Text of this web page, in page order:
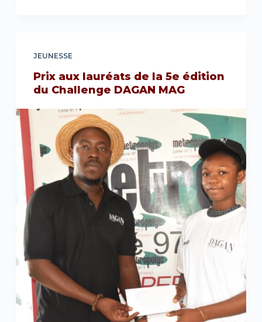
JEUNESSE
Prix aux lauréats de la 5e édition
du Challenge DAGAN MAG